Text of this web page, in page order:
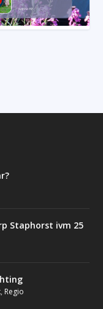
Staphorst ivm 25
, Regio